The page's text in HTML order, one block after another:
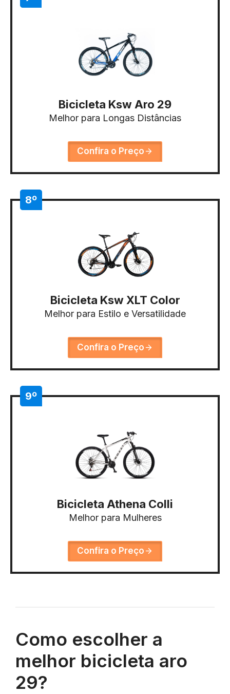
Bicicleta Ksw Aro 29
Melhor para Longas Distâncias
Confira o Preço
8º
Bicicleta Ksw XLT Color
Melhor para Estilo e Versatilidade
Confira o Preço
9º
Bicicleta Athena Colli
Melhor para Mulheres
Confira o Preço
Como escolher a
melhor bicicleta aro
29?